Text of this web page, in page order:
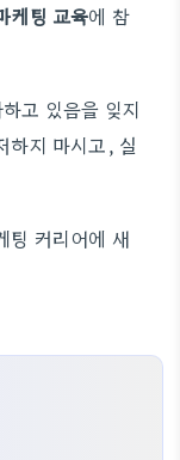
케팅 교육에 참
고 있음을 잊지
하지 마시고, 실
팅 커리어에 새